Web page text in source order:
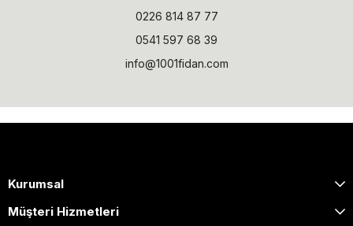
0226 814 87 77
0541 597 68 39
info@1001fidan.com
Kurumsal
Müşteri Hizmetleri